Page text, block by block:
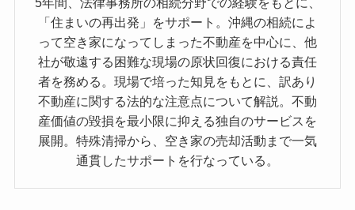
「住まいの再出発」をサポート。沖縄の相続によ
って空き家になってしまった不動産を中心に、他
社が敬遠する困難な現場の原状回復における責任
者を務める。現場で培った知見をもとに、訳あり
不動産に関する法的な注意点について解説。不動
産価値の毀損を最小限に抑える独自のサービスを
展開。特殊清掃から、空き家の売却活動まで一気
通貫したサポートを行なっている。